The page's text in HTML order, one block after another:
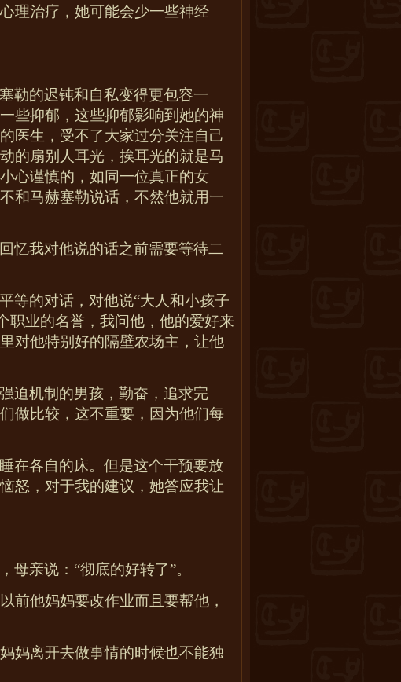
理治疗，她可能会少一些神经
勒的迟钝和自私变得更包容一
些抑郁，这些抑郁影响到她的神
医生，受不了大家过分关注自己
的扇别人耳光，挨耳光的就是马
心谨慎的，如同一位真正的女
和马赫塞勒说话，不然他就用一
忆我对他说的话之前需要等待二
等的对话，对他说“大人和小孩子
职业的名誉，我问他，他的爱好来
对他特别好的隔壁农场主，让他
迫机制的男孩，勤奋，追求完
做比较，这不重要，因为他们每
在各自的床。但是这个干预要放
怒，对于我的建议，她答应我让
亲说：“彻底的好转了”。
前他妈妈要改作业而且要帮他，
妈离开去做事情的时候也不能独